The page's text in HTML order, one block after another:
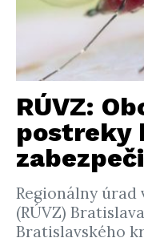
RÚVZ:
postreky
Regionálny
(RÚVZ)
Bratislavského